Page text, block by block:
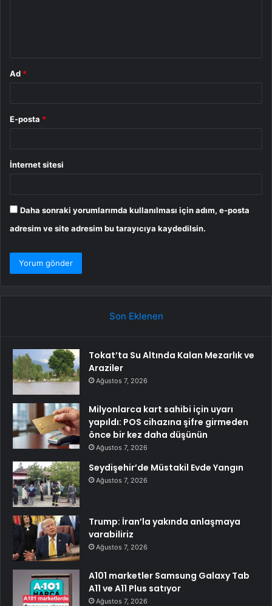
Ad *
E-posta *
İnternet sitesi
Daha sonraki yorumlarımda kullanılması için adım, e-posta
adresim ve site adresim bu tarayıcıya kaydedilsin.
Son Eklenen
Tokat’ta Su Altında Kalan Mezarlık ve
Araziler
Ağustos 7, 2026
Milyonlarca kart sahibi için uyarı
yapıldı: POS cihazına şifre girmeden
önce bir kez daha düşünün
Ağustos 7, 2026
Seydişehir’de Müstakil Evde Yangın
Ağustos 7, 2026
Trump: İran’la yakında anlaşmaya
varabiliriz
Ağustos 7, 2026
A101 marketler Samsung Galaxy Tab
A11 ve A11 Plus satıyor
Ağustos 7, 2026